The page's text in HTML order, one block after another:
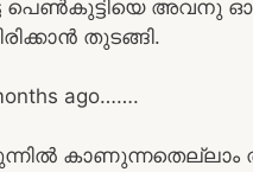
പെൺകുട്ടിയെ അവനു
തുടങ്ങി.
ago…….
കാണുന്നതെല്ലാം